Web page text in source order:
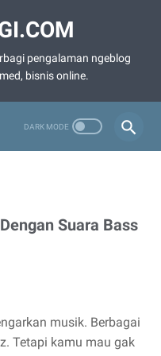
pengalaman ngeblog
bisnis online.
Suara Bass
musik. Berbagai
Tetapi kamu mau gak